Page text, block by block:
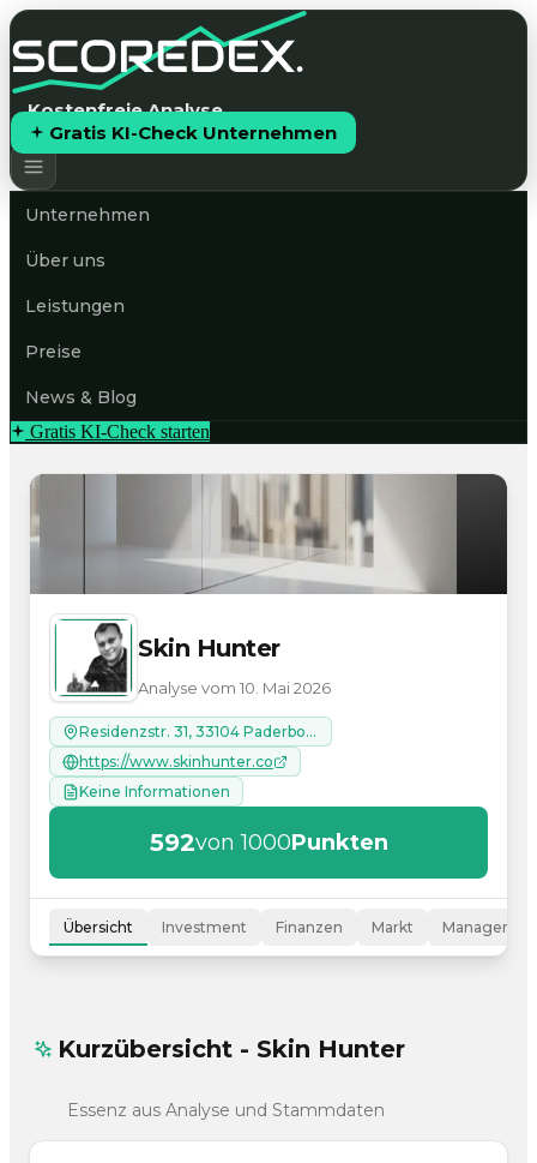
Kostenfreie Analyse
Gratis KI-Check Unternehmen
Unternehmen
Über uns
Leistungen
Preise
News & Blog
Gratis KI-Check starten
Skin Hunter
Analyse vom 10. Mai 2026
Residenzstr. 31, 33104 Paderborn
https://www.skinhunter.co
Keine Informationen
592von 1000Punkten
Übersicht Investment Finanzen Markt
Kurzübersicht - Skin Hunter
Essenz aus Analyse und Stammdaten